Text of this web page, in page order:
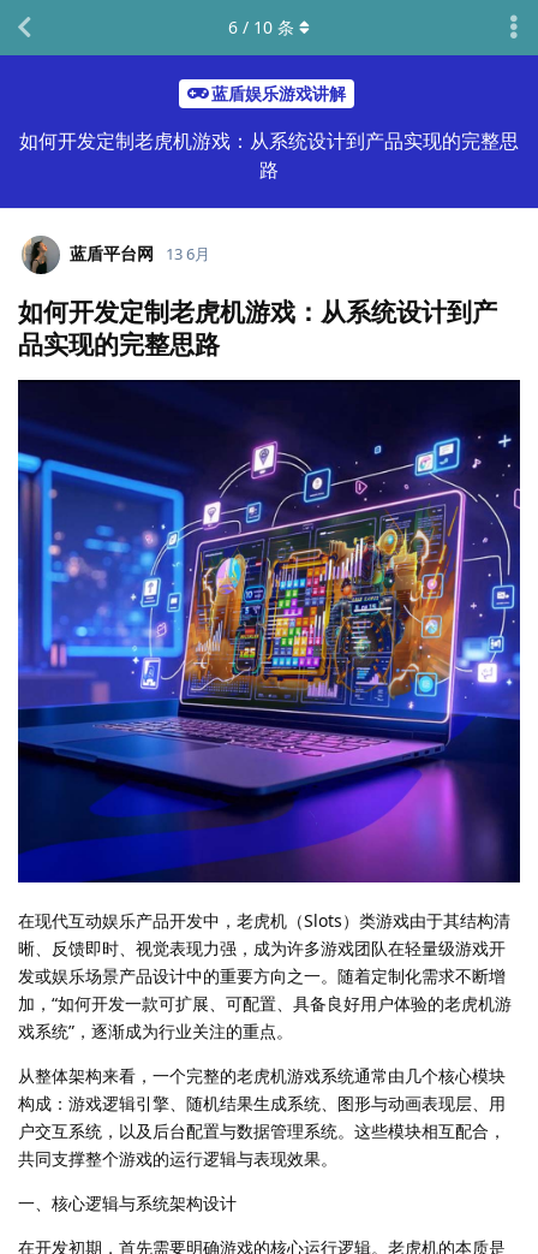
蓝盾娱乐游戏讲解
如何开发定制老虎机游戏：从系统设计到产品实现的完整思
路
6 / 10 条
蓝盾平台网 13 6月
如何开发定制老虎机游戏：从系统设计到产
品实现的完整思路
在现代互动娱乐产品开发中，老虎机（Slots）类游戏由于其结构清
晰、反馈即时、视觉表现力强，成为许多游戏团队在轻量级游戏开
发或娱乐场景产品设计中的重要方向之一。随着定制化需求不断增
加，“如何开发一款可扩展、可配置、具备良好用户体验的老虎机游
戏系统”，逐渐成为行业关注的重点。
从整体架构来看，一个完整的老虎机游戏系统通常由几个核心模块
构成：游戏逻辑引擎、随机结果生成系统、图形与动画表现层、用
户交互系统，以及后台配置与数据管理系统。这些模块相互配合，
共同支撑整个游戏的运行逻辑与表现效果。
一、核心逻辑与系统架构设计
在开发初期，首先需要明确游戏的核心运行逻辑。老虎机的本质是